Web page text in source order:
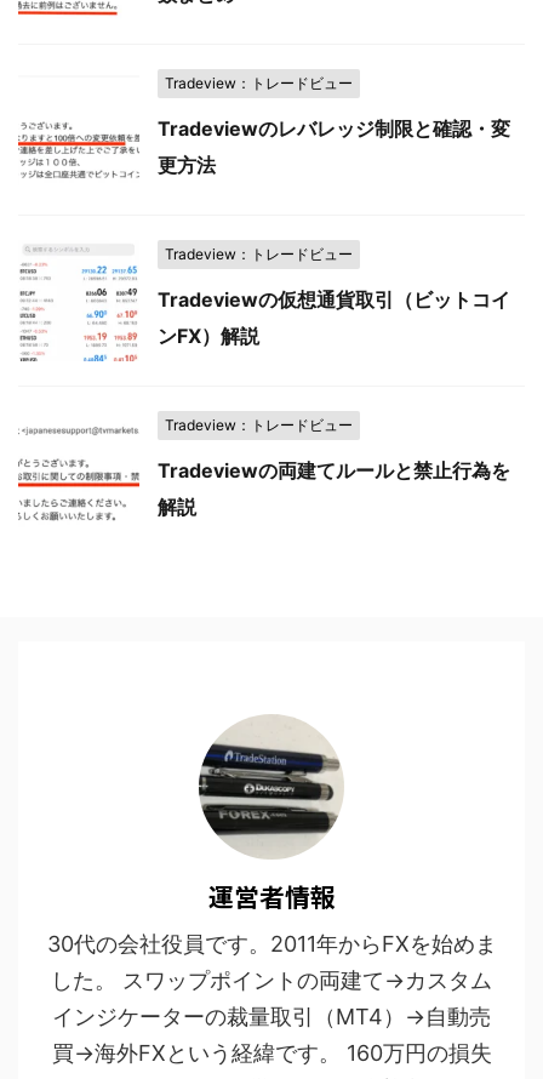
Tradeview：トレードビュー
Tradeviewのレバレッジ制限と確認・変
更方法
Tradeview：トレードビュー
Tradeviewの仮想通貨取引（ビットコイ
ンFX）解説
Tradeview：トレードビュー
Tradeviewの両建てルールと禁止行為を
解説
運営者情報
30代の会社役員です。2011年からFXを始めま
した。 スワップポイントの両建て→カスタム
インジケーターの裁量取引（MT4）→自動売
買→海外FXという経緯です。 160万円の損失